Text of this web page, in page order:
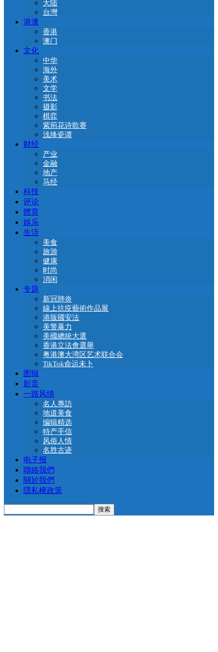
大陆
台灣
港澳
香港
澳门
文化
中华
海外
美术
文学
书法
摄影
棋弈
紫荊花诗歌赛
浅绛瓷谭
财经
产业
金融
地产
马经
科技
评论
體育
娛乐
生活
美食
旅游
健康
时尚
消闲
专题
新冠肺炎
線上抗疫藝術作品展
港版國安法
美警暴力
美國總統大選
香港立法會選舉
粤港澳大湾区艺术联合会
TikTok命运未卜
图辑
影音
一路风情
名人專訪
地道美食
编辑精选
特产手信
风俗人情
名胜古迹
电子报
聯絡我們
關於我們
隱私權政策